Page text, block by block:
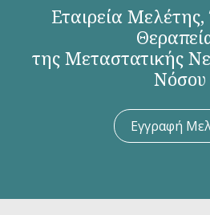
Εταιρεία
της Μεταστατικής
Νόσου
Εγγραφή